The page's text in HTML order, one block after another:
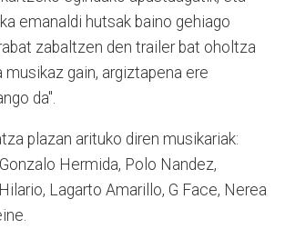
emanaldi hutsak baino gehiago
zabaltzen den trailer bat oholtza
musikaz gain, argiztapena ere
da".
plazan arituko diren musikariak:
Hermida, Polo Nandez,
Lagarto Amarillo, G Face, Nerea